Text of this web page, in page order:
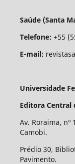
Saúde (Santa
Telefone: +55
E-mail:
Universidade
Editora Central
Av. Roraima,
Camobi.
Prédio 30,
Pavimento.